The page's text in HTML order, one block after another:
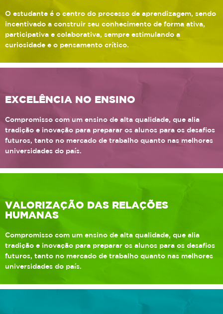
O estudante é o centro do processo de aprendizagem, sendo
incentivado a construir seu conhecimento de forma ativa,
participativa e colaborativa, sempre estimulando a
curiosidade e o pensamento crítico.
EXCELÊNCIA NO ENSINO
Compromisso com um ensino de alta qualidade, que alia
tradição e inovação para preparar os alunos para os desafios
futuros, tanto no mercado de trabalho quanto nas melhores
universidades do país.
VALORIZAÇÃO DAS RELAÇÕES
HUMANAS
Compromisso com um ensino de alta qualidade, que alia
tradição e inovação para preparar os alunos para os desafios
futuros, tanto no mercado de trabalho quanto nas melhores
universidades do país.